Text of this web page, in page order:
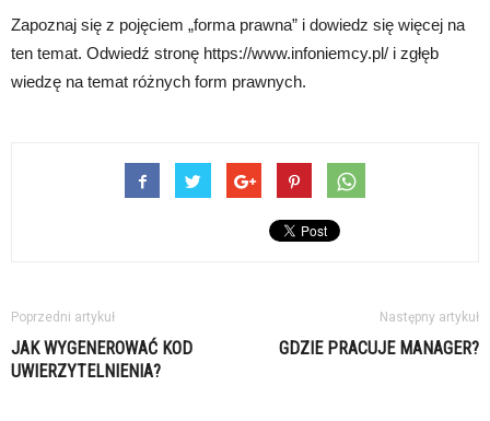
Zapoznaj się z pojęciem „forma prawna” i dowiedz się więcej na
ten temat. Odwiedź stronę https://www.infoniemcy.pl/ i zgłęb
wiedzę na temat różnych form prawnych.
Poprzedni artykuł
JAK WYGENEROWAĆ KOD
UWIERZYTELNIENIA?
Następny artykuł
GDZIE PRACUJE MANAGER?